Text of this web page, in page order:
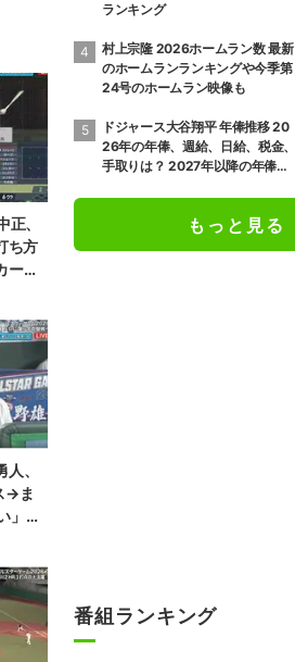
、
ち方
ーブ
ッ
、
→ま
」
れ
ランキング
村上宗隆 2026ホームラン数 最新
のホームランランキングや今季第
24号のホームラン映像も
ドジャース大谷翔平 年俸推移 20
26年の年俸、週給、日給、税金、
手取りは？ 2027年以降の年俸推
もっと見る
番組ランキング